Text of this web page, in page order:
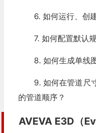
6. 如何运行、创
7. 如何配置默认
8. 如何生成单线
9. 如何在管道尺
的管道顺序？
AVEVA E3D（